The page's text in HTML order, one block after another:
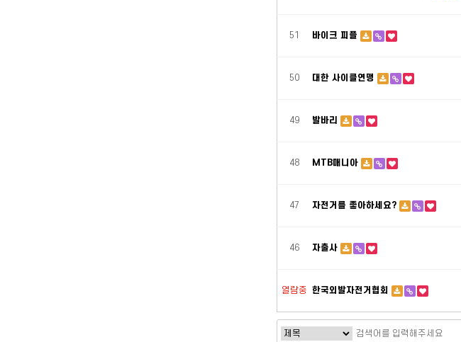
51 바이크 피플
50 대한 사이클연맹
49 발바리
48 MTB매니아
47 자전거를 좋아하세요?
46 자출사
열람중 한국외발자전거협회